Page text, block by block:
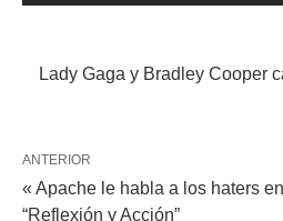
Lady Gaga y Bradley Cooper
ANTERIOR
« Apache le habla a los haters
“Reflexión y Acción”